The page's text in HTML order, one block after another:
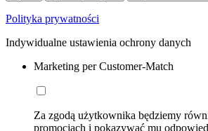
Polityka prywatności
Indywidualne ustawienia ochrony danych
Marketing per Customer-Match
Za zgodą użytkownika będziemy
promocjach i pokazywać mu